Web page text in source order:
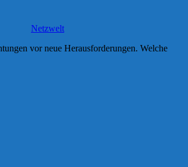
Netzwelt
vor neue Herausforderungen. Welche